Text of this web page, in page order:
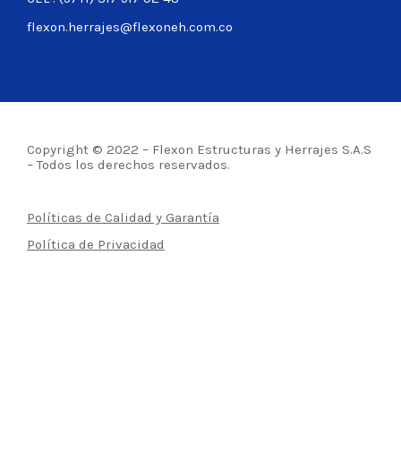
flexon.herrajes@flexoneh.com.co
Copyright © 2022 – Flexon Estructuras y Herrajes S.A.S
– Todos los derechos reservados.
Políticas de Calidad y Garantía
Política de Privacidad